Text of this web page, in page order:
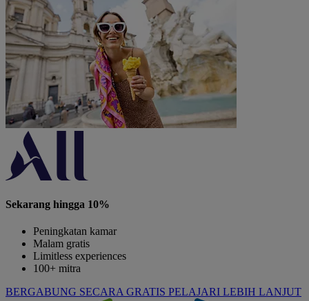
Sekarang hingga 10%
Peningkatan kamar
Malam gratis
Limitless experiences
100+ mitra
BERGABUNG SECARA GRATIS PELAJARI LEBIH LANJUT